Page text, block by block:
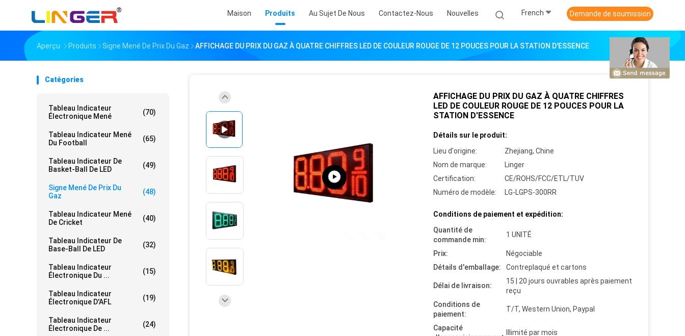
Maison Produits Au Sujet De Nous Contactez-Nous Nouvelles French Demande de soumission
Aperçu Produits Signe Mené De Prix Du Gaz AFFICHAGE DU PRIX DU GAZ À QUATRE CHIFFRES LED DE COULEUR ROUGE DE 12 POUCES POUR LA STATION D'ESSENCE
Catégories
Tableau Indicateur
Électronique Mené
(70)
Tableau Indicateur Mené
Du Football
(65)
Tableau Indicateur De
Basket-Ball De LED
(49)
Signe Mené De Prix Du
Gaz
(48)
Tableau Indicateur Mené
De Cricket
(40)
Tableau Indicateur De
Base-Ball De LED
(32)
Tableau Indicateur
Électronique Du ...
(15)
Tableau Indicateur
Électronique D'AFL
(19)
Tableau Indicateur
Électronique De ...
(24)
AFFICHAGE DU PRIX DU GAZ À QUATRE CHIFFRES
LED DE COULEUR ROUGE DE 12 POUCES POUR LA
STATION D'ESSENCE
Détails sur le produit:
Lieu d'origine:
Zhejiang, Chine
Nom de marque:
Linger
Certification:
CE/ROHS/FCC/ETL/TUV
Numéro de modèle:
LG-LGPS-300RR
Conditions de paiement et expédition:
Quantité de
commande min:
1 UNITÉ
Prix:
Négociable
Détails d'emballage:
Contreplaqué et cartons
Délai de livraison:
15 | 20 jours ouvrables après paiement
reçu
Conditions de
paiement:
T/T, Western Union, Paypal
Capacité
Illimité par mois